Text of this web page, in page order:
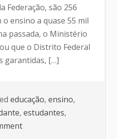
Federação, são 256
ensino a quase 55 mil
passada, o Ministério
que o Distrito Federal
garantidas, […]
educação, ensino,
, estudantes,